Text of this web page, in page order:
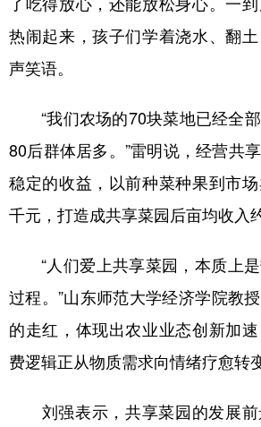
热闹起来，孩子们学着浇水、翻
声笑语。
“我们农场的70块菜地已经全部
80后群体居多。”雷明说，经营共
稳定的收益，以前种菜种果到市
千元，打造成共享菜园后亩均收入
“人们爱上共享菜园，本质上是
过程。”山东师范大学经济学院教
的走红，体现出农业业态创新加
费逻辑正从物质需求向情绪疗愈转变
刘强表示，共享菜园的发展前